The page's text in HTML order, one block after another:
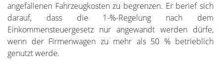
angefallenen Fahrzeugkosten zu begrenzen. Er berief sich
darauf, dass die 1-%-Regelung nach dem
Einkommensteuergesetz nur angewandt werden dürfe,
wenn der Firmenwagen zu mehr als 50 % betrieblich
genutzt werde.